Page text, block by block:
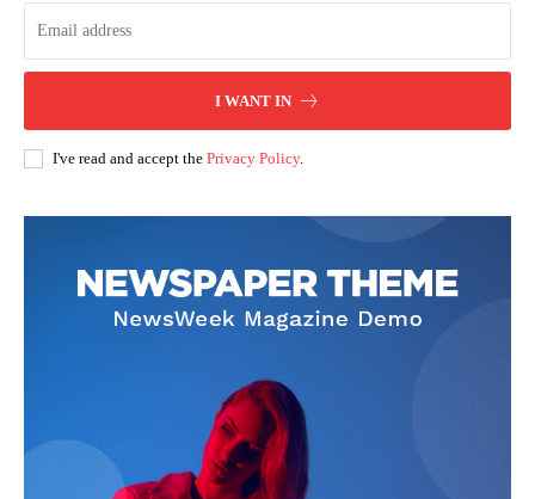
I WANT IN
I've read and accept the Privacy Policy.